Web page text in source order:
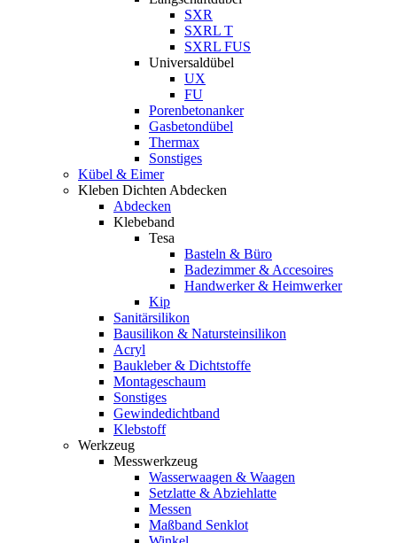
SXR
SXRL T
SXRL FUS
Universaldübel
UX
FU
Porenbetonanker
Gasbetondübel
Thermax
Sonstiges
Kübel & Eimer
Kleben Dichten Abdecken
Abdecken
Klebeband
Tesa
Basteln & Büro
Badezimmer & Accesoires
Handwerker & Heimwerker
Kip
Sanitärsilikon
Bausilikon & Natursteinsilikon
Acryl
Baukleber & Dichtstoffe
Montageschaum
Sonstiges
Gewindedichtband
Klebstoff
Werkzeug
Messwerkzeug
Wasserwaagen & Waagen
Setzlatte & Abziehlatte
Messen
Maßband Senklot